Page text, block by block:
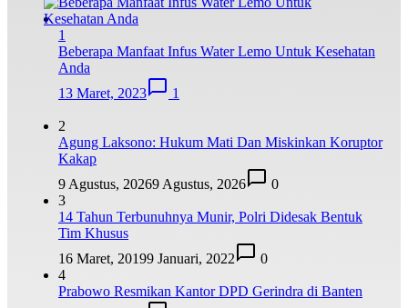
1
Beberapa Manfaat Infus Water Lemo Untuk Kesehatan
Anda
13 Maret, 2023
1
2
Agung Laksono: Hukum Mati Dan Miskinkan Koruptor
Kakap
9 Agustus, 20269 Agustus, 2026
0
3
14 Tahun Terbunuhnya Munir, Polri Didesak Bentuk
Tim Khusus
16 Maret, 20199 Januari, 2022
0
4
Prabowo Resmikan Kantor DPD Gerindra di Banten